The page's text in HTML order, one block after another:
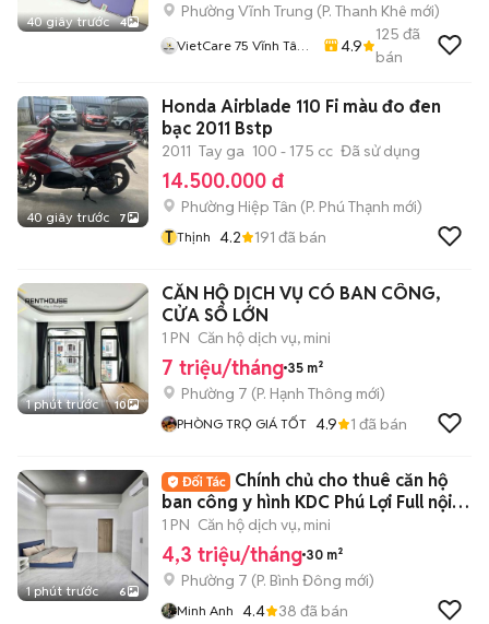
40 giây trước 4
Phường Vĩnh Trung (P. Thanh Khê mới)
VietCare 75 Vĩnh Tân
4.9
125 đã
bán
40 giây trước 7
Honda Airblade 110 Fi màu đo đen
bạc 2011 Bstp
2011 Tay ga 100 - 175 cc Đã sử dụng
14.500.000 đ
Phường Hiệp Tân (P. Phú Thạnh mới)
T Thịnh 4.2 191 đã bán
1 phút trước 10
CĂN HỘ DỊCH VỤ CÓ BAN CÔNG,
CỬA SỔ LỚN
1 PN Căn hộ dịch vụ, mini
7 triệu/tháng 35 m²
Phường 7 (P. Hạnh Thông mới)
PHÒNG TRỌ GIÁ TỐT 4.9 1 đã bán
1 phút trước 6
Chính chủ cho thuê căn hộ
ban công y hình KDC Phú Lợi Full nội
thất
1 PN Căn hộ dịch vụ, mini
4,3 triệu/tháng 30 m²
Phường 7 (P. Bình Đông mới)
Minh Anh 4.4 38 đã bán